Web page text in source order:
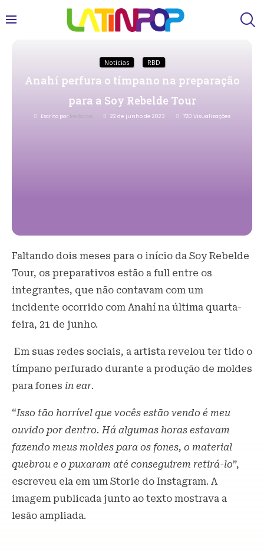
Notícias RBD
Anahí perfura o tímpano na preparação
para a Soy Rebelde Tour
Escrito por Redacao 22 de junho de 2023 720 Visualizações
Faltando dois meses para o início da Soy Rebelde
Tour, os preparativos estão a full entre os
integrantes, que não contavam com um
incidente ocorrido com Anahí na última quarta-
feira, 21 de junho.
Em suas redes sociais, a artista revelou ter tido o
tímpano perfurado durante a produção de moldes
para fones in ear.
“Isso tão horrível que vocês estão vendo é meu
ouvido por dentro. Há algumas horas estavam
fazendo meus moldes para os fones, o material
quebrou e o puxaram até conseguirem retirá-lo”,
escreveu ela em um Storie do Instagram. A
imagem publicada junto ao texto mostrava a
lesão ampliada.